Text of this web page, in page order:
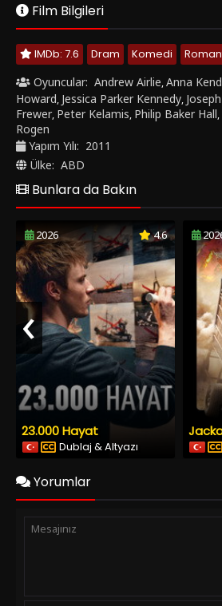
Film Bilgileri
IMDb: 7.6 Dram Komedi
Oyuncular: Andrew Airlie,Anna
Howard, Jessica Parker Kennedy,
Frewer, Peter Kelamis, Philip Baker Hall,
Rogen
Yapım Yılı: 2011
Ülke: ABD
Bunlara da Bakın
2026 4.6
23.000 Hayat
Dublaj & Altyazı
‹
Yorumlar